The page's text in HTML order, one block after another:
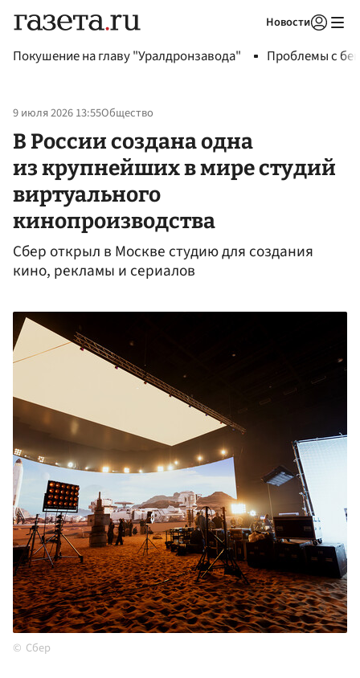
Новости
Покушение на главу "Уралдронзавода" Проблемы с
9 июля 2026 13:55Общество
В России создана одна
из крупнейших в мире студий
виртуального
кинопроизводства
Сбер открыл в Москве студию для создания
кино, рекламы и сериалов
Cбер